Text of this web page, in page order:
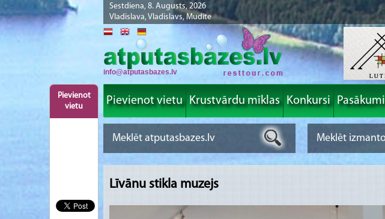
Sestdiena, 8. Augusts, 2026
Vladislava, Vladislavs, Mudīte
Pievienot
vietu
info@atputasbazes.lv
Pievienot vietu Krustvārdu mīklas Konkursi Pasākumi
Līvānu stikla muzejs